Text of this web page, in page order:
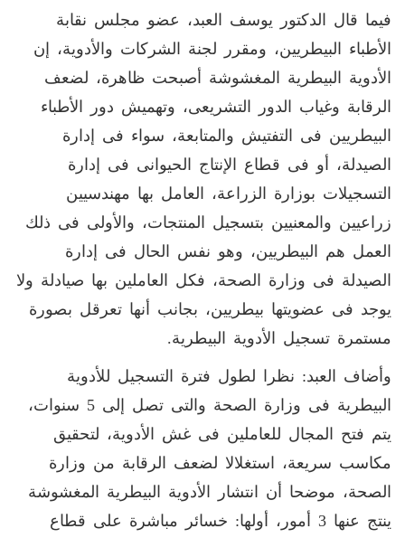
فيما قال الدكتور يوسف العبد، عضو مجلس نقابة
الأطباء البيطريين، ومقرر لجنة الشركات والأدوية، إن
الأدوية البيطرية المغشوشة أصبحت ظاهرة، لضعف
الرقابة وغياب الدور التشريعى، وتهميش دور الأطباء
البيطريين فى التفتيش والمتابعة، سواء فى إدارة
الصيدلة، أو فى قطاع الإنتاج الحيوانى فى إدارة
التسجيلات بوزارة الزراعة، العامل بها مهندسيين
زراعيين والمعنيين بتسجيل المنتجات، والأولى فى ذلك
العمل هم البيطريين، وهو نفس الحال فى إدارة
الصيدلة فى وزارة الصحة، فكل العاملين بها صيادلة ولا
يوجد فى عضويتها بيطريين، بجانب أنها تعرقل بصورة
مستمرة تسجيل الأدوية البيطرية.
وأضاف العبد: نظرا لطول فترة التسجيل للأدوية
البيطرية فى وزارة الصحة والتى تصل إلى 5 سنوات،
يتم فتح المجال للعاملين فى غش الأدوية، لتحقيق
مكاسب سريعة، استغلالا لضعف الرقابة من وزارة
الصحة، موضحا أن انتشار الأدوية البيطرية المغشوشة
ينتج عنها 3 أمور، أولها: خسائر مباشرة على قطاع